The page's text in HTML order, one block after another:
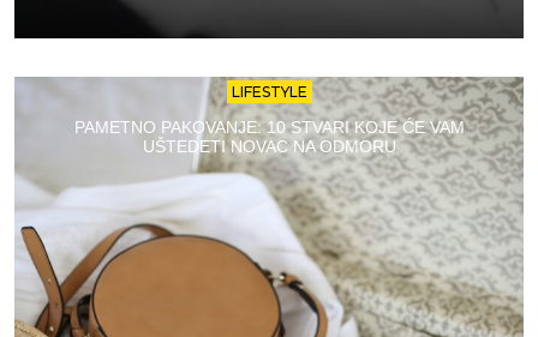
LIFESTYLE
PAMETNO PAKOVANJE: 10 STVARI KOJE ĆE VAM
UŠTEDETI NOVAC NA ODMORU